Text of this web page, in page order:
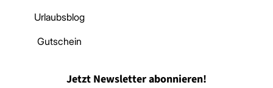
Urlaubsblog
Gutschein
Jetzt Newsletter abonnieren!